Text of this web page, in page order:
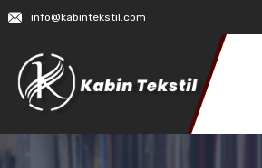
info@kabintekstil.com